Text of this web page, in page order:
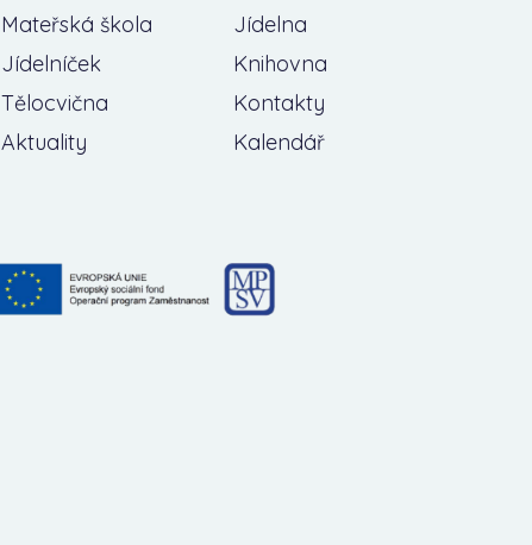
Mateřská škola
Jídelna
Jídelníček
Knihovna
Tělocvična
Kontakty
Aktuality
Kalendář